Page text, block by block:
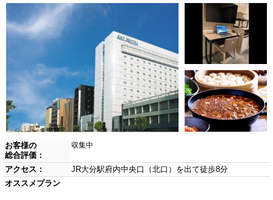
お客様の
総合評価：
収集中
アクセス：
JR大分駅府内中央口（北口）を出て徒歩8分
オススメプラン